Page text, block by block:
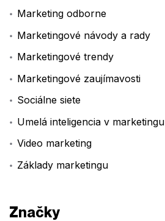
Marketing odborne
Marketingové návody a rady
Marketingové trendy
Marketingové zaujímavosti
Sociálne siete
Umelá inteligencia v marketingu
Video marketing
Základy marketingu
Značky